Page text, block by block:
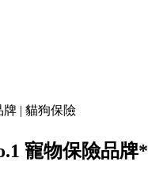
| 貓狗保險
寵物保險品牌*